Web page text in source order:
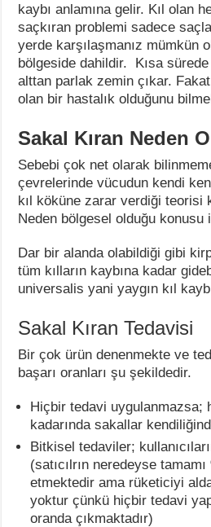
kaybı anlamına gelir. Kıl olan
saçkıran problemi sadece
yerde karşılaşmanız mümkün
bölgeside dahildir. Kısa
alttan parlak zemin çıkar.
olan bir hastalık olduğunu
Sakal Kıran Neden
Sebebi çok net olarak
çevrelerinde vücudun kendi
kıl köküne zarar verdiği teorisi
Neden bölgesel olduğu konusu
Dar bir alanda olabildiği gibi
tüm kılların kaybına kadar
universalis yani yaygın kıl
Sakal Kıran Tedavisi
Bir çok ürün denenmekte ve
başarı oranları şu şekildedir.
Hiçbir tedavi uygulanmazsa;
kadarında sakallar
Bitkisel tedaviler;
(satıcılrın neredeyse
etmektedir ama rüketiciyi
yoktur çünkü hiçbir tedavi
oranda çıkmaktadır)